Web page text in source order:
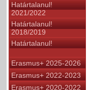
Határtalanul!
2021/2022
Határtalanul!
2018/2019
Határtalanul!
Erasmus+ 2025-2026
Erasmus+ 2022-2023
Erasmus+ 2020-2022